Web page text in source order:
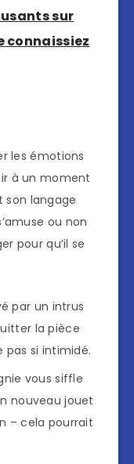
sur
connaissiez
les émotions
à un moment
son langage
ou non
pour qu’il se
par un intrus
la pièce
pas si intimidé.
vous siffle
nouveau jouet
– cela pourrait